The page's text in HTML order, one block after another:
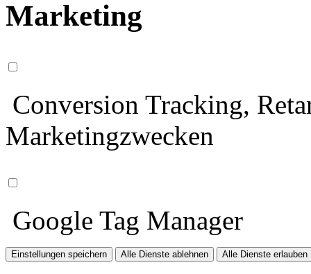
Marketing
Conversion Tracking,
Marketingzwecken
Google Tag Manager
Einstellungen speichern Alle Dienste ablehnen Alle Dienste erlauben